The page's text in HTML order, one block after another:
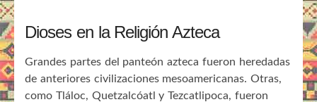
Dioses en la Religión Azteca
Grandes partes del panteón azteca fueron heredadas
de anteriores civilizaciones mesoamericanas. Otras,
como Tláloc, Quetzalcóatl y Tezcatlipoca, fueron